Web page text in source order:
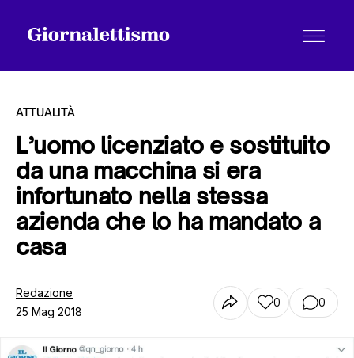
Tutti gli articoli
Chi siamo
Contatti
ATTUALITÀ
L’uomo licenziato e sostituito
da una macchina si era
infortunato nella stessa
azienda che lo ha mandato a
casa
Redazione
25 Mag 2018
0 0